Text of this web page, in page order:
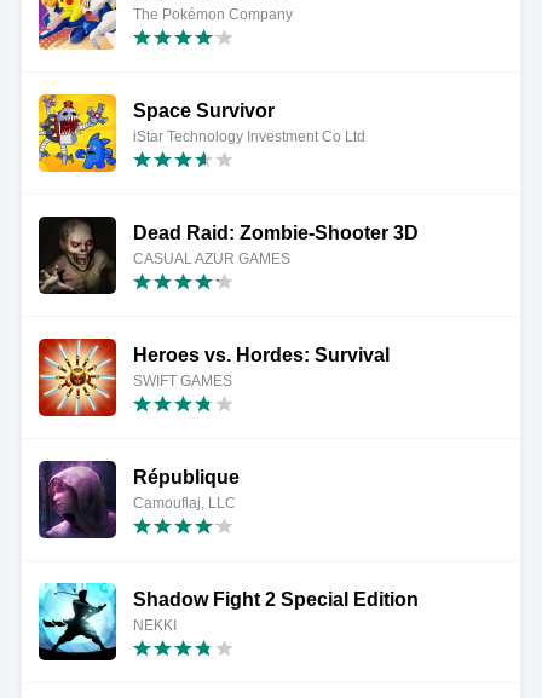
The Pokémon Company
Space Survivor
iStar Technology Investment Co Ltd
Dead Raid: Zombie-Shooter 3D
CASUAL AZUR GAMES
Heroes vs. Hordes: Survival
SWIFT GAMES
République
Camouflaj, LLC
Shadow Fight 2 Special Edition
NEKKI